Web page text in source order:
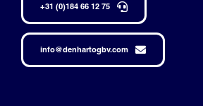
+31 (0)184 66 12 75
info@denhartogbv.com